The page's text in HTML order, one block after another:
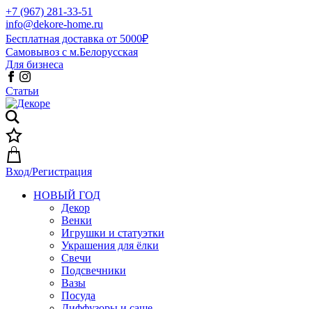
+7 (967) 281-33-51
info@dekore-home.ru
Бесплатная доставка от 5000₽
Самовывоз с м.Белорусская
Для бизнеса
Статьи
Вход/Регистрация
НОВЫЙ ГОД
Декор
Венки
Игрушки и статуэтки
Украшения для ёлки
Свечи
Подсвечники
Вазы
Посуда